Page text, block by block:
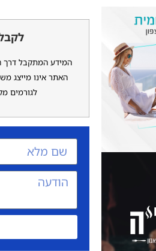
המידע המתקבל דרך
האתר אינו מייצג
לגורמים